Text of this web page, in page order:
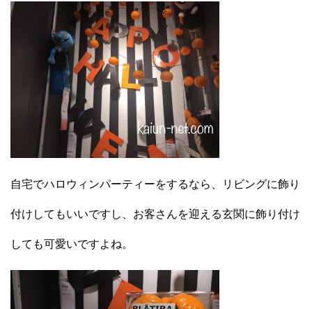
自宅でハロウィンパーティーをするなら、リビングに飾り
付けしてもいいですし、お客さんを迎える玄関に飾り付け
しても可愛いですよね。